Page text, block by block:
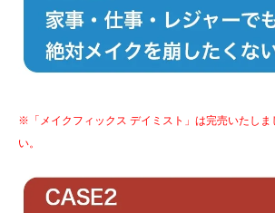
※「メイクフィックス デイミスト」は完売いたしま
い。